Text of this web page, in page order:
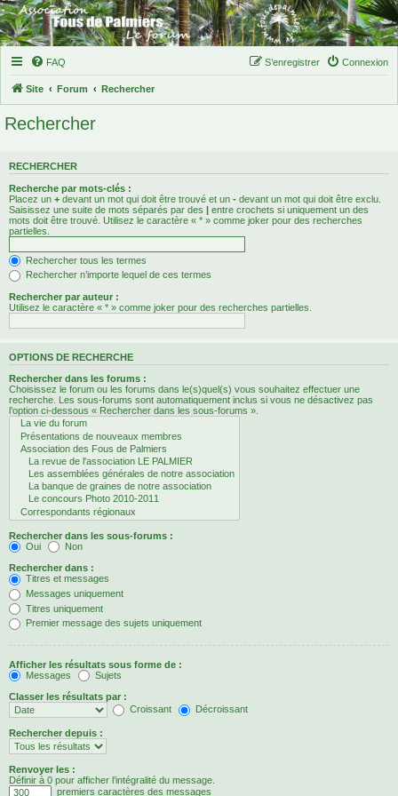
FAQ Connexion
S’enregistrer
Site Forum Rechercher
Rechercher
RECHERCHER
Recherche par mots-clés :
Placez un + devant un mot qui doit être trouvé et un - devant un mot qui doit être exclu.
Saisissez une suite de mots séparés par des | entre crochets si uniquement un des
mots doit être trouvé. Utilisez le caractère « * » comme joker pour des recherches
partielles.
Rechercher tous les termes
Rechercher n’importe lequel de ces termes
Rechercher par auteur :
Utilisez le caractère « * » comme joker pour des recherches partielles.
OPTIONS DE RECHERCHE
Rechercher dans les forums :
Choisissez le forum ou les forums dans le(s)quel(s) vous souhaitez effectuer une
recherche. Les sous-forums sont automatiquement inclus si vous ne désactivez pas
l’option ci-dessous « Rechercher dans les sous-forums ».
Rechercher dans les sous-forums :
Oui
Non
Rechercher dans :
Titres et messages
Messages uniquement
Titres uniquement
Premier message des sujets uniquement
Afficher les résultats sous forme de :
Messages
Sujets
Classer les résultats par :
Croissant
Décroissant
Rechercher depuis :
Renvoyer les :
Définir à 0 pour afficher l’intégralité du message.
premiers caractères des messages